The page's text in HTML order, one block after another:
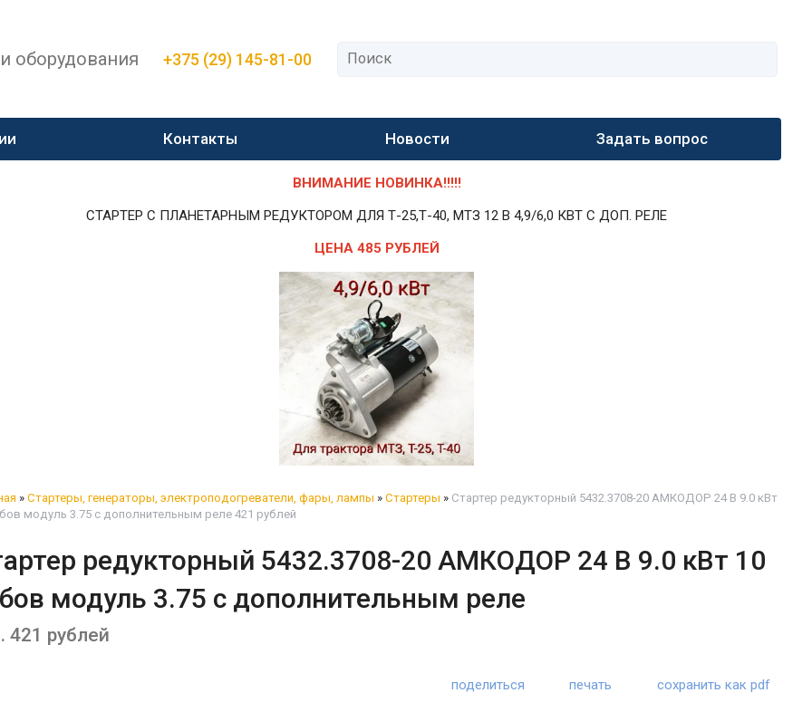
оборудования +375 (29) 145-81-00
Контакты Новости Задать вопрос
ВНИМАНИЕ НОВИНКА!!!!!
СТАРТЕР С ПЛАНЕТАРНЫМ РЕДУКТОРОМ ДЛЯ Т-25,Т-40, МТЗ 12 В 4,9/6,0 КВТ С ДОП. РЕЛЕ
ЦЕНА 485 РУБЛЕЙ
» Стартеры, генераторы, электроподогреватели, фары, лампы » Стартеры » Стартер редукторный 5432.3708-20 АМКОДОР 24 В 9.0 кВт
модуль 3.75 с дополнительным реле 421 рублей
редукторный 5432.3708-20 АМКОДОР 24 В 9.0 кВт 10
модуль 3.75 с дополнительным реле
421 рублей
поделиться печать сохранить как pdf